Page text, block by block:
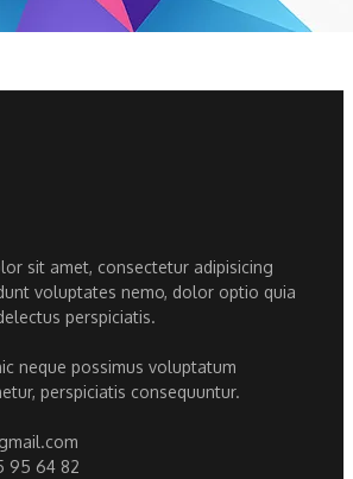
sit amet, consectetur adipisicing
voluptates nemo, dolor optio quia
perspiciatis.
neque possimus voluptatum
perspiciatis consequuntur.
95 64 82